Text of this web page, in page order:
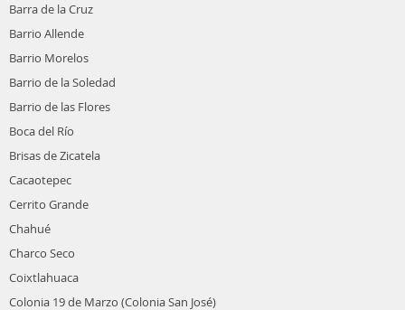
Barra de la Cruz
Barrio Allende
Barrio Morelos
Barrio de la Soledad
Barrio de las Flores
Boca del Río
Brisas de Zicatela
Cacaotepec
Cerrito Grande
Chahué
Charco Seco
Coixtlahuaca
Colonia 19 de Marzo (Colonia San José)